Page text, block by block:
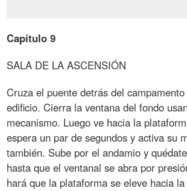
Capítulo 9
SALA DE LA ASCENSIÓN
Cruza el puente detrás del
edificio. Cierra la ventana del fondo
mecanismo. Luego ve hacia la
espera un par de segundos y activa su
también. Sube por el andamio y
hasta que el ventanal se abra por
hará que la plataforma se eleve hacia